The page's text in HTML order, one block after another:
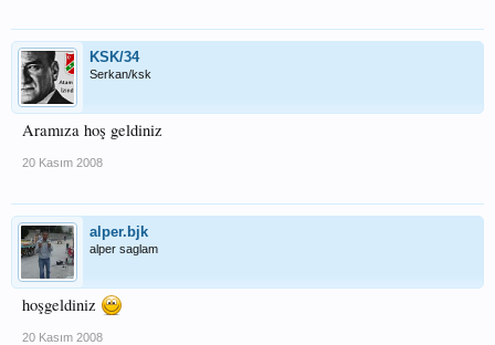
KSK/34
Serkan/ksk
Aramıza hoş geldiniz
20 Kasım 2008
alper.bjk
alper saglam
hoşgeldiniz
20 Kasım 2008